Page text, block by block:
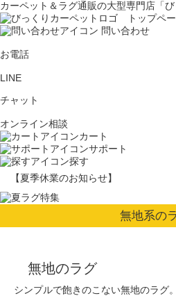
カーペット＆ラグ通販の大型専門店「び
問い合わせ
お電話
LINE
チャット
オンライン相談
カート
サポート
探す
【夏季休業のお知らせ】
無地系の
無地のラグ
シンプルで飽きのこない無地のラグ。